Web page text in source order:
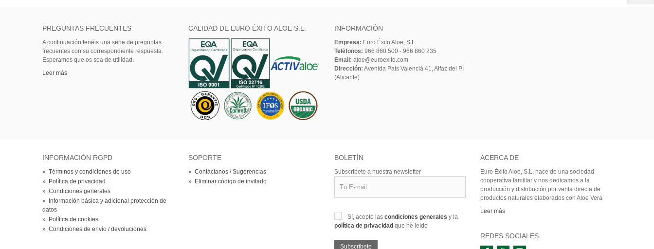
PREGUNTAS FRECUENTES
A continuación tenéis una serie de preguntas
frecuentes con su correspondiente respuesta.
Esperamos que os sea de utilidad.
Leer más
CALIDAD DE EURO ÉXITO ALOE S.L. INFORMACIÓN
Empresa: Euro Éxito Aloe, S.L.
Teléfonos: 966 860 500 - 966 860 235
Email: aloe@euroexito.com
Dirección: Avenida País Valencià 41, Alfaz del Pí
(Alicante)
INFORMACIÓN RGPD
» Términos y condiciones de uso
» Política de privacidad
» Condiciones generales
» Información básica y adicional protección de
datos
» Política de cookies
» Condiciones de envío / devoluciones
SOPORTE
» Contáctanos / Sugerencias
» Eliminar código de invitado
BOLETÍN
Subscríbete a nuestra newsletter
Sí, acepto las condiciones generales y la
política de privacidad que he leído
Subscríbete
ACERCA DE
Euro Éxito Aloe, S.L. nace de una sociedad
cooperativa familiar y nos dedicamos a la
producción y distribución por venta directa de
productos naturales elaborados con Aloe Vera
Leer más
REDES SOCIALES